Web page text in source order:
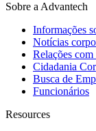
Sobre a Advantech
Informações
Notícias
Relações
Cidadania
Busca de
Funcionários
Resources